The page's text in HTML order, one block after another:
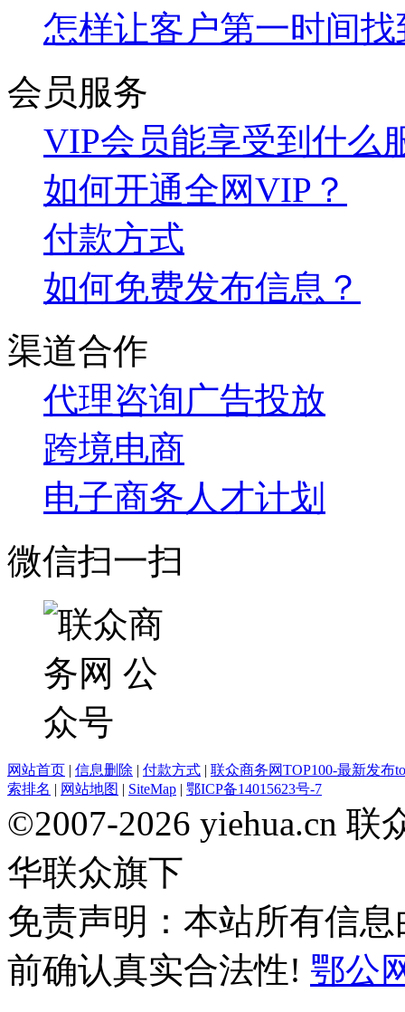
怎样让客户第一时间
会员服务
VIP会员能享受到什么
如何开通全网VIP？
付款方式
如何免费发布信息？
渠道合作
代理咨询广告投放
跨境电商
电子商务人才计划
微信扫一扫
网站首页 | 信息删除 | 付款方式 | 联众商务网TOP100-最新发布
索排名 | 网站地图 | SiteMap | 鄂ICP备14015623号-7
©2007-2026 yiehua.cn
华联众旗下
免责声明：本站所有信
前确认真实合法性! 鄂公